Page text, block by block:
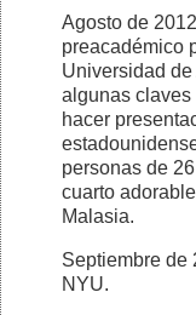
Agosto de
preacadémico
Universidad
algunas claves
hacer
personas de
cuarto
Malasia.
Septiembre de
NYU.